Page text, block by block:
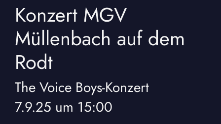
Konzert MGV
Müllenbach auf dem
Rodt
The Voice Boys-Konzert
7.9.25 um 15:00